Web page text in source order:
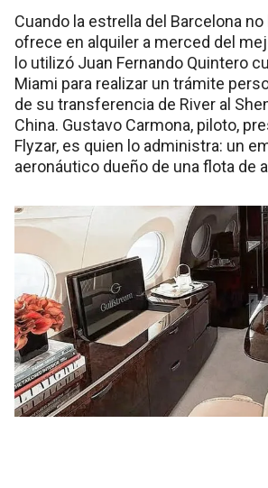
Cuando la estrella del Barcelona
ofrece en alquiler a merced del
lo utilizó Juan Fernando Quintero
Miami para realizar un trámite
de su transferencia de River al
China. Gustavo Carmona, piloto,
Flyzar, es quien lo administra: un
aeronáutico dueño de una flota de